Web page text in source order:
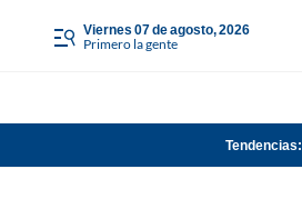
viernes 07 de agosto, 2026
Primero la gente
Tendencias: